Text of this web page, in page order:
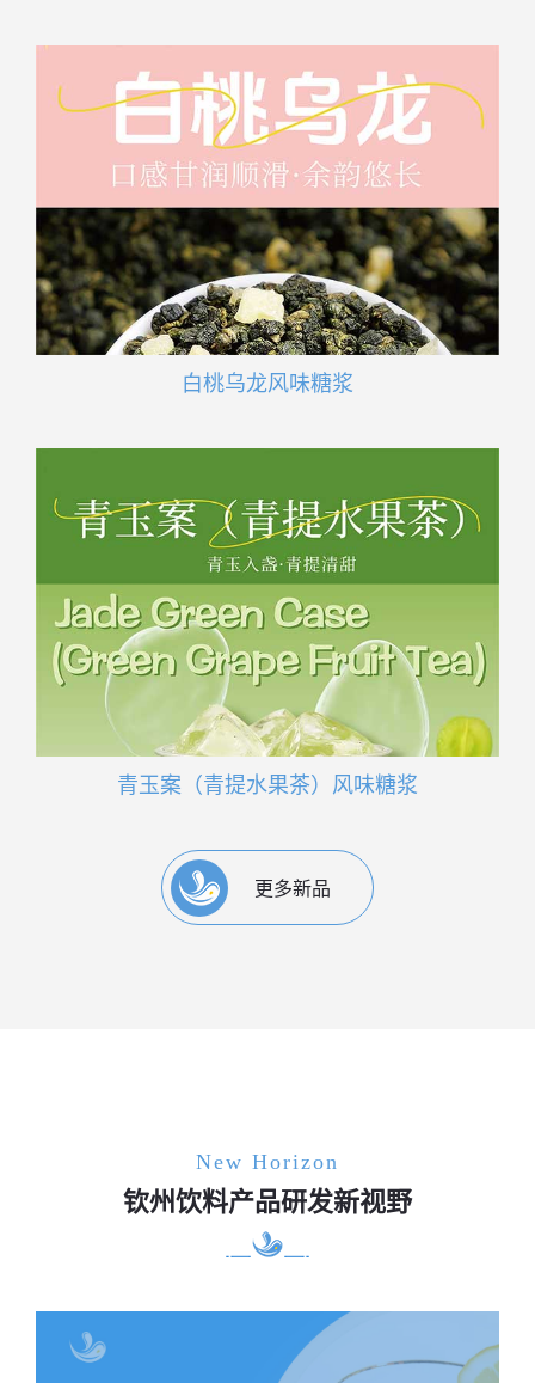
白桃乌龙风味糖浆
青玉案（青提水果茶）风味糖浆
更多新品
New Horizon
钦州饮料产品研发新视野